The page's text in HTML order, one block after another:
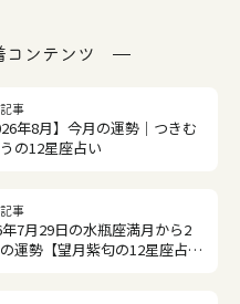
コンテンツ
事
年8月】今月の運勢｜つきむ
の12星座占い
事
7月29日の水瓶座満月から2
運勢【望月紫匂の12星座占